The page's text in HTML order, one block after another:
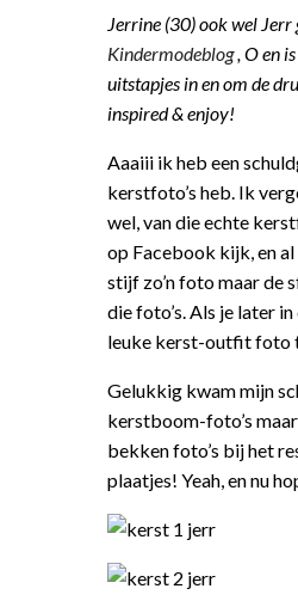
Jerrine (30) ook wel
Kindermodeblog, O en
uitstapjes in en om de
inspired & enjoy!
Aaaiii ik heb een
kerstfoto’s heb. Ik
wel, van die echte
op Facebook kijk, en
stijf zo’n foto maar de
die foto’s. Als je later
leuke kerst-outfit foto
Gelukkig kwam mijn
kerstboom-foto’s
bekken foto’s bij het
plaatjes! Yeah, en nu